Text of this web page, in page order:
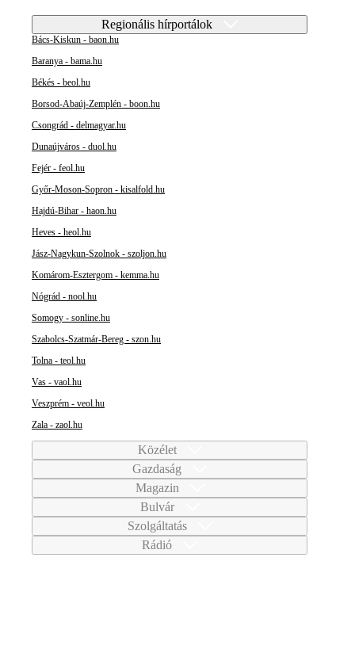
Regionális hírportálok
Bács-Kiskun - baon.hu
Baranya - bama.hu
Békés - beol.hu
Borsod-Abaúj-Zemplén - boon.hu
Csongrád - delmagyar.hu
Dunaújváros - duol.hu
Fejér - feol.hu
Győr-Moson-Sopron - kisalfold.hu
Hajdú-Bihar - haon.hu
Heves - heol.hu
Jász-Nagykun-Szolnok - szoljon.hu
Komárom-Esztergom - kemma.hu
Nógrád - nool.hu
Somogy - sonline.hu
Szabolcs-Szatmár-Bereg - szon.hu
Tolna - teol.hu
Vas - vaol.hu
Veszprém - veol.hu
Zala - zaol.hu
Közélet
Gazdaság
Magazin
Bulvár
Szolgáltatás
Rádió